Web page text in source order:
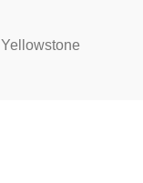
Yellowstone